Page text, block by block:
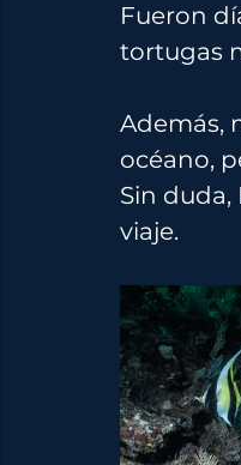
Fueron
tortugas
Además,
océano,
Sin
viaje.